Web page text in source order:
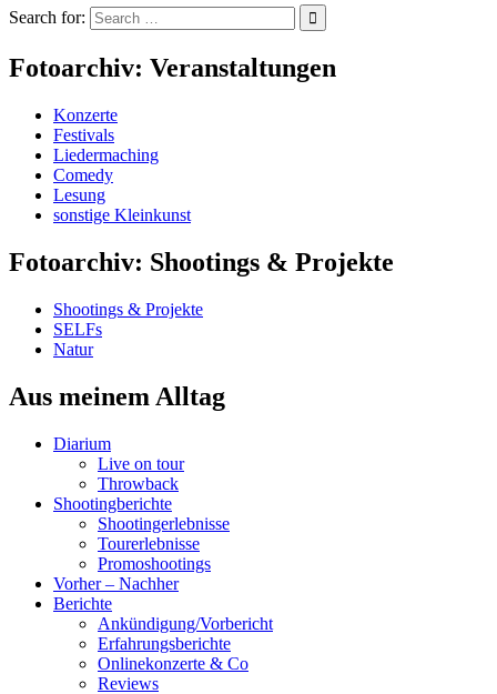
Search for:
Fotoarchiv: Veranstaltungen
Konzerte
Festivals
Liedermaching
Comedy
Lesung
sonstige Kleinkunst
Fotoarchiv: Shootings & Projekte
Shootings & Projekte
SELFs
Natur
Aus meinem Alltag
Diarium
Live on tour
Throwback
Shootingberichte
Shootingerlebnisse
Tourerlebnisse
Promoshootings
Vorher – Nachher
Berichte
Ankündigung/Vorbericht
Erfahrungsberichte
Onlinekonzerte & Co
Reviews